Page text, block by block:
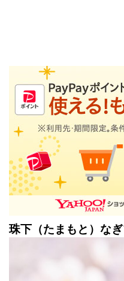
珠下（たまもと）な